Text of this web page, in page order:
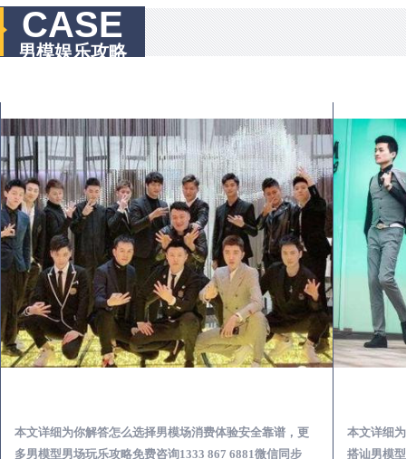
CASE
男模娱乐攻略
本文详细为你解答怎么选择男模场消费体验安全靠谱，更
多男模型男场玩乐攻略免费咨询1333 867 6881微信同步
本文详细
搭讪男模